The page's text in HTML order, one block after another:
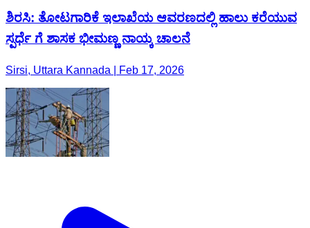
ಶಿರಸಿ: ತೋಟಗಾರಿಕೆ ಇಲಾಖೆಯ ಆವರಣದಲ್ಲಿ ಹಾಲು ಕರೆಯುವ
ಸ್ಪರ್ಧೆ ಗೆ ಶಾಸಕ ಭೀಮಣ್ಣ ನಾಯ್ಕ ಚಾಲನೆ
Sirsi, Uttara Kannada | Feb 17, 2026